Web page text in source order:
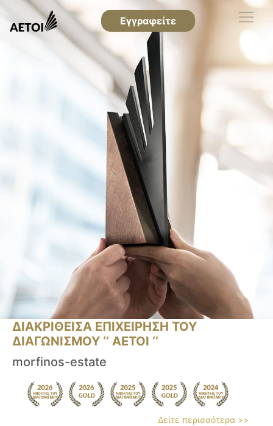
Εγγραφείτε
ΔΙΑΚΡΙΘΕΙΣΑ ΕΠΙΧΕΙΡΗΣΗ ΤΟΥ
ΔΙΑΓΩΝΙΣΜΟΥ ‘’ ΑΕΤΟΙ ‘’
morfinos-estate
Δείτε περισσότερα >>